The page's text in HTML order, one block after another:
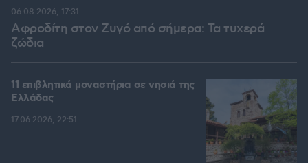
Αφροδίτη στον Ζυγό από σήμερα: Τα τυχερά
ζώδια
06.08.2026, 17:31
11 επιβλητικά μοναστήρια σε νησιά της
Ελλάδας
17.06.2026, 22:51